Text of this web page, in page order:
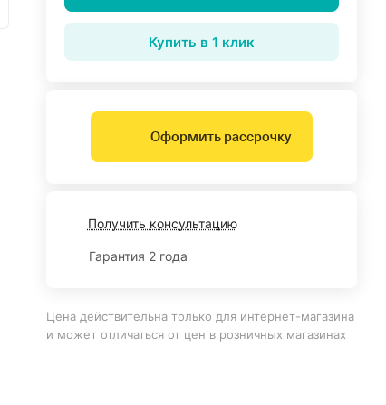
Купить в 1 клик
Оформить рассрочку
Получить консультацию
Гарантия 2 года
Цена действительна только для интернет-магазина
и может отличаться от цен в розничных магазинах